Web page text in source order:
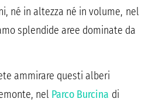
né in altezza né in volume, nel
splendide aree dominate da
ammirare questi alberi
nel Parco Burcina di